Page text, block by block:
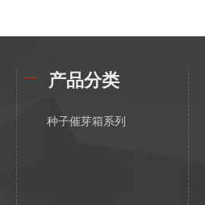
产品分类
种子催芽箱系列